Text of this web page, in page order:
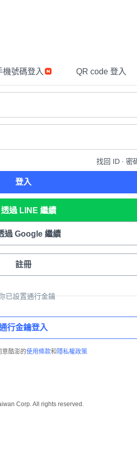
機號碼登入 QR code 登入
找回 ID ∙ 密
登入
透過 LINE 繼續
過 Google 繼續
註冊
已設置通行金鑰
行金鑰登入
意酷澎的使用條款和 隱私權政策
Corp. All rights reserved.